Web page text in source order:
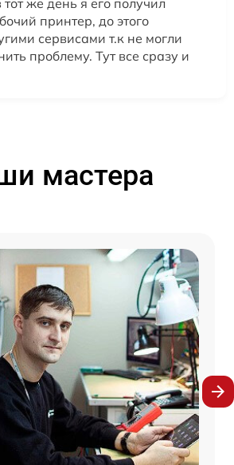
же день я его получил
принтер, до этого
сервисами т.к не могли
проблему. Тут все сразу и
мастера